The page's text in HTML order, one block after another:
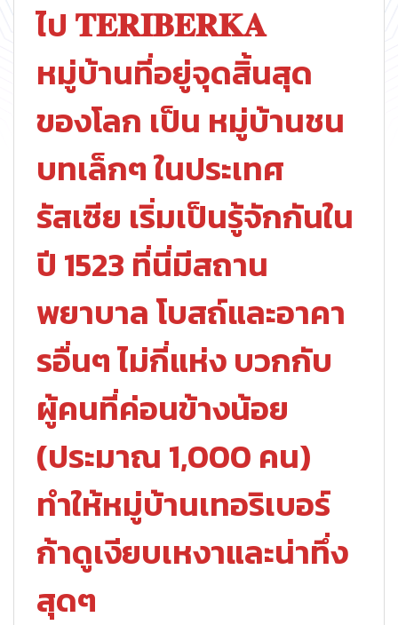
ไป 𝐓𝐄𝐑𝐈𝐁𝐄𝐑𝐊𝐀
หมู่บ้านที่อยู่จุดสิ้นสุด
ของโลก เป็น หมู่บ้านชน
บทเล็กๆ ในประเทศ
รัสเซีย เริ่มเป็นรู้จักกันใน
ปี 1523 ที่นี่มีสถาน
พยาบาล โบสถ์และอาคา
รอื่นๆ ไม่กี่แห่ง บวกกับ
ผู้คนที่ค่อนข้างน้อย
(ประมาณ 1,000 คน)
ทำให้หมู่บ้านเทอริเบอร์
ก้าดูเงียบเหงาและน่าทึ่ง
สุดๆ